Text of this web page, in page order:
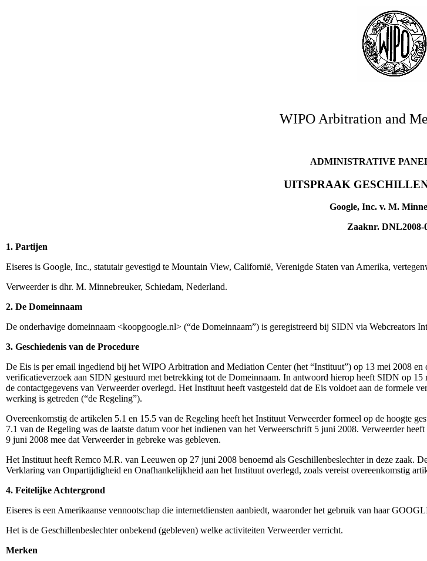
WIPO Arbitration and
ADMINISTRATIVE
UITSPRAAK
Google, Inc. v. M.
Zaaknr. DNL2008-
1. Partijen
Eiseres is Google, Inc., statutair gevestigd te Mountain View, Californië, Verenigde Staten van Amerika,
Verweerder is dhr. M. Minnebreuker, Schiedam, Nederland.
2. De Domeinnaam
De onderhavige domeinnaam <koopgoogle.nl> (“de Domeinnaam”) is geregistreerd bij SIDN via Webcreators
3. Geschiedenis van de Procedure
De Eis is per email ingediend bij het WIPO Arbitration and Mediation Center (het “Instituut”) op 13 mei 2008
verificatieverzoek aan SIDN gestuurd met betrekking tot de Domeinnaam. In antwoord hierop heeft SIDN op
de contactgegevens van Verweerder overlegd. Het Instituut heeft vastgesteld dat de Eis voldoet aan de formele
werking is getreden (“de Regeling”).
Overeenkomstig de artikelen 5.1 en 15.5 van de Regeling heeft het Instituut Verweerder formeel op de hoogte
7.1 van de Regeling was de laatste datum voor het indienen van het Verweerschrift 5 juni 2008. Verweerder
9 juni 2008 mee dat Verweerder in gebreke was gebleven.
Het Instituut heeft Remco M.R. van Leeuwen op 27 juni 2008 benoemd als Geschillenbeslechter in deze zaak.
Verklaring van Onpartijdigheid en Onafhankelijkheid aan het Instituut overlegd, zoals vereist overeenkomstig
4. Feitelijke Achtergrond
Eiseres is een Amerikaanse vennootschap die internetdiensten aanbiedt, waaronder het gebruik van haar
Het is de Geschillenbeslechter onbekend (gebleven) welke activiteiten Verweerder verricht.
Merken